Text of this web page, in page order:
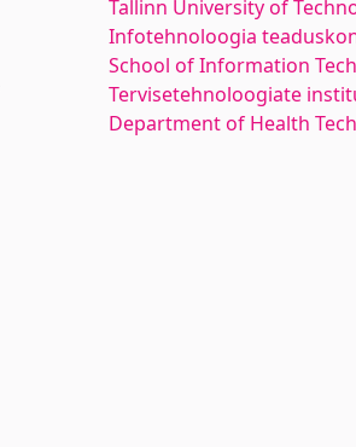
Tallinn University of
Infotehnoloogia
School of Information
Tervisetehnoloogiate
Department of Health